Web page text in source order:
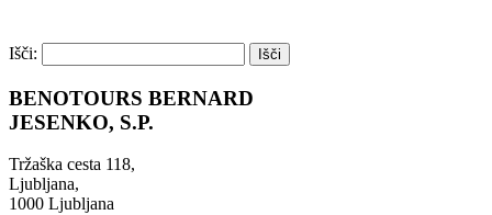
Išči:
BENOTOURS BERNARD
JESENKO, S.P.
Tržaška cesta 118,
Ljubljana,
1000 Ljubljana